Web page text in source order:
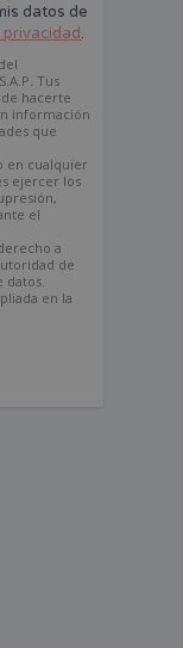
datos de
.
Tus
hacerte
información
que
en cualquier
ejercer los
el
a
de
en la